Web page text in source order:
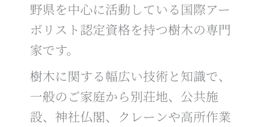
野県を中心に活動している国際アー
ボリスト認定資格を持つ樹木の専門
家です。
樹木に関する幅広い技術と知識で、
一般のご家庭から別荘地、公共施
設、神社仏閣、クレーンや高所作業